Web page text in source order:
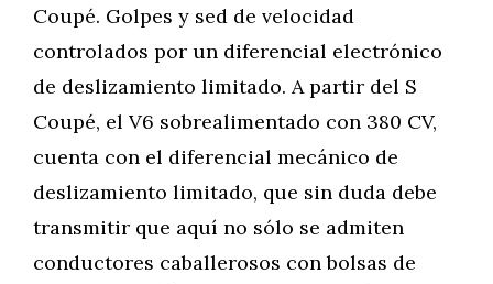
Coupé. Golpes y sed de velocidad
controlados por un diferencial electrónico
de deslizamiento limitado. A partir del S
Coupé, el V6 sobrealimentado con 380 CV,
cuenta con el diferencial mecánico de
deslizamiento limitado, que sin duda debe
transmitir que aquí no sólo se admiten
conductores caballerosos con bolsas de